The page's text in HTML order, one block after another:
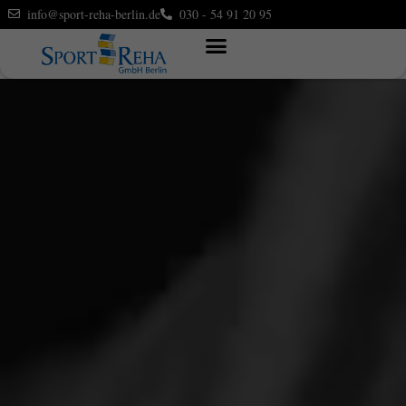
info@sport-reha-berlin.de 030 - 54 91 20 95